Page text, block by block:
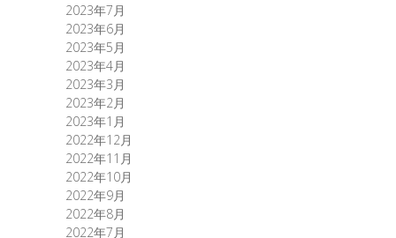
2023年7月
2023年6月
2023年5月
2023年4月
2023年3月
2023年2月
2023年1月
2022年12月
2022年11月
2022年10月
2022年9月
2022年8月
2022年7月